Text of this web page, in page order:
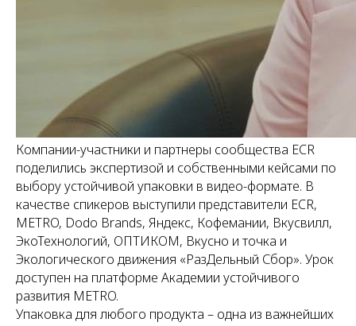
Компании-участники и партнеры сообщества ECR
поделились экспертизой и собственными кейсами по
выбору устойчивой упаковки в видео-формате. В
качестве спикеров выступили представители ECR,
METRO, Dodo Brands, Яндекс, Кофемании, Вкусвилл,
ЭкоТехнологий, ОПТИКОМ, Вкусно и точка и
Экологического движения «РазДельный Сбор». Урок
доступен на платформе Академии устойчивого
развития METRO.
Упаковка для любого продукта – одна из важнейших